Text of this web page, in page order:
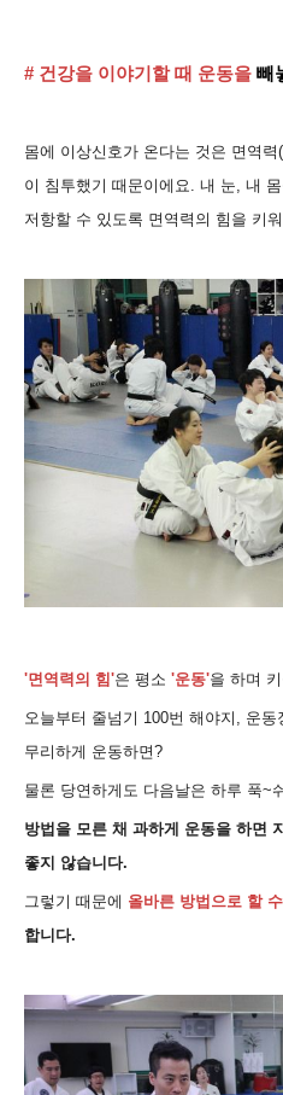
# 건강을 이야기할 때 운동을 빼
몸에 이상신호가 온다는 것은 면역
이 침투했기 때문이에요
. 내 눈, 내
저항할 수 있도록 면역력의 힘을 키워
'면역력의 힘'은 평소 '운동'을 하며
오늘부터 줄넘기 100번 해야지, 운
무리하게 운동하면?
물론 당연하게도 다음날은 하루 푹~
방법을 모른 채 과하게 운동을 하면
좋지 않습니다.
그렇기 때문에 올바른 방법으로 할
합니다.